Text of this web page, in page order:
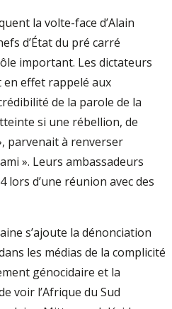
la volte-face d’Alain
d’État du pré carré
important. Les dictateurs
en effet rappelé aux
de la parole de la
si une rébellion, de
parvenait à renverser
». Leurs ambassadeurs
lors d’une réunion avec des
s’ajoute la dénonciation
les médias de la complicité
génocidaire et la
voir l’Afrique du Sud